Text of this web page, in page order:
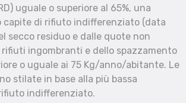
uguale o superiore al 65%, una
capite di rifiuto indifferenziato (data
secco residuo e dalle quote non
ingombranti e dello spazzamento
o uguale ai 75 Kg/anno/abitante. Le
stilate in base alla più bassa
indifferenziato.